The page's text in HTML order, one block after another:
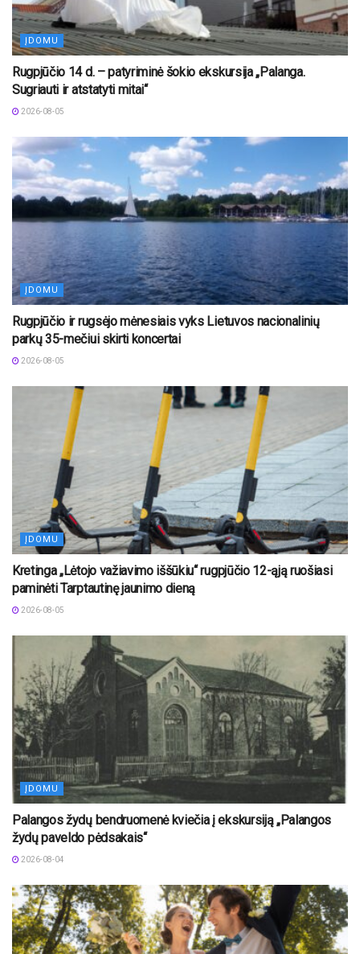
ĮDOMU
Rugpjūčio 14 d. – patyriminė šokio ekskursija „Palanga.
Sugriauti ir atstatyti mitai“
2026-08-05
ĮDOMU
Rugpjūčio ir rugsėjo mėnesiais vyks Lietuvos nacionalinių
parkų 35-mečiui skirti koncertai
2026-08-05
ĮDOMU
Kretinga „Lėtojo važiavimo iššūkiu“ rugpjūčio 12-ąją ruošiasi
paminėti Tarptautinę jaunimo dieną
2026-08-05
ĮDOMU
Palangos žydų bendruomenė kviečia į ekskursiją „Palangos
žydų paveldo pėdsakais“
2026-08-04